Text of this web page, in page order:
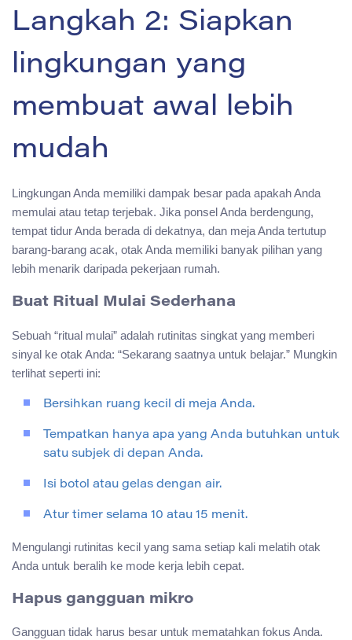
Langkah 2: Siapkan
lingkungan yang
membuat awal lebih
mudah
Lingkungan Anda memiliki dampak besar pada apakah Anda
memulai atau tetap terjebak. Jika ponsel Anda berdengung,
tempat tidur Anda berada di dekatnya, dan meja Anda tertutup
barang-barang acak, otak Anda memiliki banyak pilihan yang
lebih menarik daripada pekerjaan rumah.
Buat Ritual Mulai Sederhana
Sebuah “ritual mulai” adalah rutinitas singkat yang memberi
sinyal ke otak Anda: “Sekarang saatnya untuk belajar.” Mungkin
terlihat seperti ini:
Bersihkan ruang kecil di meja Anda.
Tempatkan hanya apa yang Anda butuhkan untuk
satu subjek di depan Anda.
Isi botol atau gelas dengan air.
Atur timer selama 10 atau 15 menit.
Mengulangi rutinitas kecil yang sama setiap kali melatih otak
Anda untuk beralih ke mode kerja lebih cepat.
Hapus gangguan mikro
Gangguan tidak harus besar untuk mematahkan fokus Anda.